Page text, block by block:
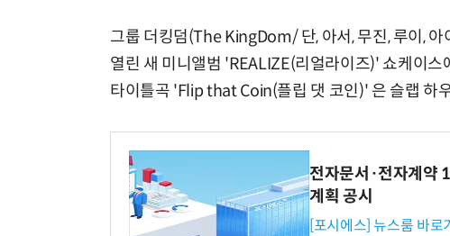
그룹 더킹덤(The KingDom/ 단, 아서, 무진, 루이,
열린 새 미니앨범 'REALIZE(리얼라이즈)' 쇼케이스
타이틀곡 'Flip that Coin(플립 댓 코인)' 은 슬랩 하
전자문서·전자계약
계획 공시
[포시에스] 뉴스룸 바로